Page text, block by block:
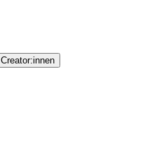
Creator:innen